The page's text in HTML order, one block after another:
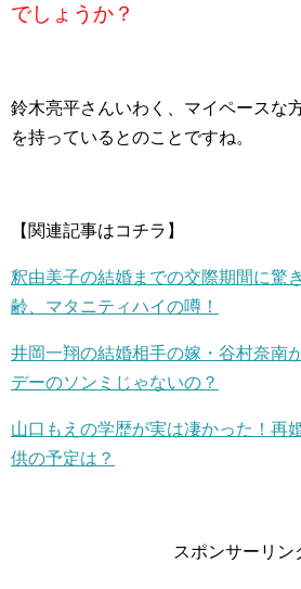
でしょうか？
鈴木亮平さんいわく、マイペースな
を持っているとのことですね。
【関連記事はコチラ】
釈由美子の結婚までの交際期間に驚
齢、マタニティハイの噂！
井岡一翔の結婚相手の嫁・谷村奈南
デーのソンミじゃないの？
山口もえの学歴が実は凄かった！再
供の予定は？
スポンサーリン